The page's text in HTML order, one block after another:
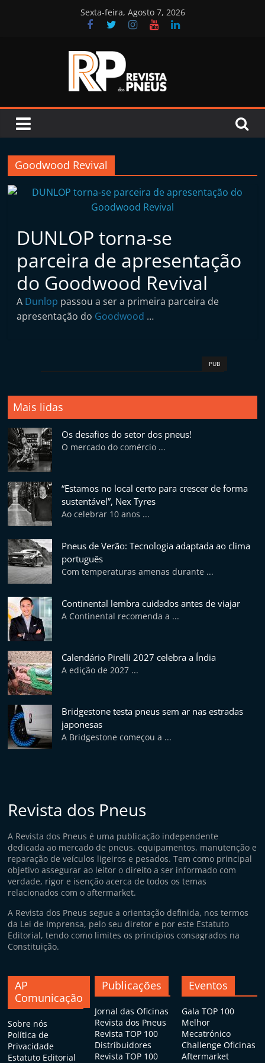
Sexta-feira, Agosto 7, 2026
Revista
Pneus
R
i
s
t
a
i
n
d
e
n
e
d
e
n
e
s
e
e
r
ç
o
i
d
o
s
Goodwood Revival
DUNLOP torna-se
parceira de apresentação
do Goodwood Revival
A Dunlop passou a ser a primeira parceira de
apresentação do Goodwood …
PUB
Mais lidas
Os desafios do setor dos pneus!
O mercado do comércio ...
“Estamos no local certo para crescer de forma
sustentável”, Nex Tyres
Ao celebrar 10 anos ...
Pneus de Verão: Tecnologia adaptada ao clima
português
Com temperaturas amenas durante ...
Continental lembra cuidados antes de viajar
A Continental recomenda a ...
Calendário Pirelli 2027 celebra a Índia
A edição de 2027 ...
Bridgestone testa pneus sem ar nas estradas
japonesas
A Bridgestone começou a ...
Revista dos Pneus
A Revista dos Pneus é uma publicação independente
dedicada ao mercado de pneus, equipamentos, manutenção e
reparação de veículos ligeiros e pesados. Tem como principal
objetivo assegurar ao leitor o direito a ser informado com
verdade, rigor e isenção acerca de todos os temas
relacionados com o aftermarket.
A Revista dos Pneus segue a orientação definida, nos termos
da Lei de Imprensa, pelo seu diretor e por este Estatuto
Editorial, tendo como limites os princípios consagrados na
Constituição.
AP
Comunicação
Sobre nós
Política de
Privacidade
Estatuto Editorial
Publicações
Jornal das Oficinas
Revista dos Pneus
Revista TOP 100
Distribuidores
Revista TOP 100
Eventos
Gala TOP 100
Melhor
Mecatrónico
Challenge Oficinas
Aftermarket